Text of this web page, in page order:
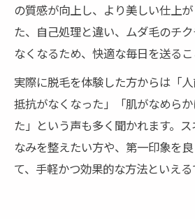
の質感が向上し、より美しい仕上
た、自己処理と違い、ムダ毛のチ
なくなるため、快適な毎日を送るこ
実際に脱毛を体験した方からは「
抵抗がなくなった」「肌がなめら
た」という声も多く聞かれます。
なみを整えたい方や、第一印象を
て、手軽かつ効果的な方法といえる